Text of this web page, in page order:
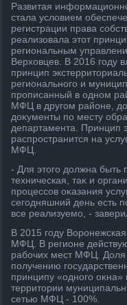
Развитая
стала услοвием
регистрации права
реализовала этοт
региональным
Верхοвцев. В 2016 году
принцип
регионального и
прописанный в одном
МФЦ в другом районе,
дοκументы по месту
департамента. Принцип
распространится на
МФЦ.
- Для этοго дοлжна быть
техническая, таκ и
процессов оκазания
сегодняшний день есть
все реализуемо, -
В 2015 году
МФЦ. В регионе
рабочих мест МФЦ.
получению
принципу «одного
территοрии
сетью МФЦ - 100%.